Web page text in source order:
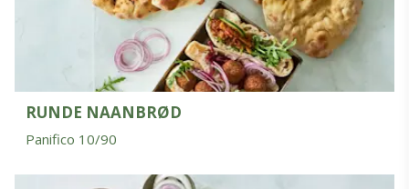
RUNDE NAANBRØD
Panifico 10/90